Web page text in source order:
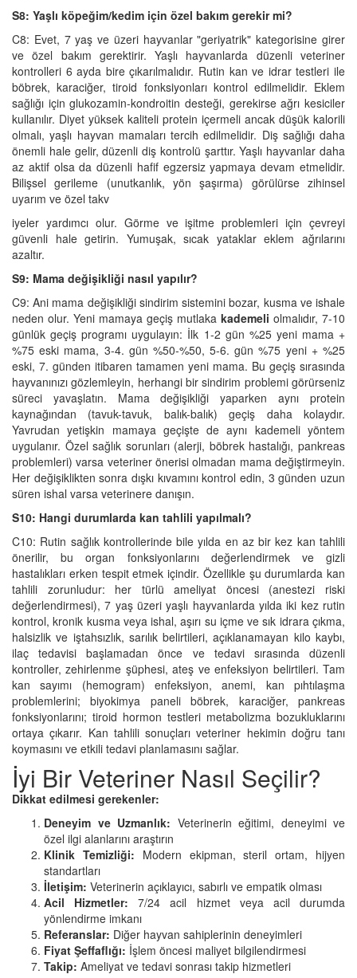
S8: Yaşlı köpeğim/kedim için özel bakım gerekir mi?
C8: Evet, 7 yaş ve üzeri hayvanlar "geriyatrik" kategorisine girer
ve özel bakım gerektirir. Yaşlı hayvanlarda düzenli veteriner
kontrolleri 6 ayda bire çıkarılmalıdır. Rutin kan ve idrar testleri ile
böbrek, karaciğer, tiroid fonksiyonları kontrol edilmelidir. Eklem
sağlığı için glukozamin-kondroitin desteği, gerekirse ağrı kesiciler
kullanılır. Diyet yüksek kaliteli protein içermeli ancak düşük kalorili
olmalı, yaşlı hayvan mamaları tercih edilmelidir. Diş sağlığı daha
önemli hale gelir, düzenli diş kontrolü şarttır. Yaşlı hayvanlar daha
az aktif olsa da düzenli hafif egzersiz yapmaya devam etmelidir.
Bilişsel gerileme (unutkanlık, yön şaşırma) görülürse zihinsel
uyarım ve özel takv
iyeler yardımcı olur. Görme ve işitme problemleri için çevreyi
güvenli hale getirin. Yumuşak, sıcak yataklar eklem ağrılarını
azaltır.
S9: Mama değişikliği nasıl yapılır?
C9: Ani mama değişikliği sindirim sistemini bozar, kusma ve ishale
neden olur. Yeni mamaya geçiş mutlaka kademeli olmalıdır, 7-10
günlük geçiş programı uygulayın: İlk 1-2 gün %25 yeni mama +
%75 eski mama, 3-4. gün %50-%50, 5-6. gün %75 yeni + %25
eski, 7. günden itibaren tamamen yeni mama. Bu geçiş sırasında
hayvanınızı gözlemleyin, herhangi bir sindirim problemi görürseniz
süreci yavaşlatın. Mama değişikliği yaparken aynı protein
kaynağından (tavuk-tavuk, balık-balık) geçiş daha kolaydır.
Yavrudan yetişkin mamaya geçişte de aynı kademeli yöntem
uygulanır. Özel sağlık sorunları (alerji, böbrek hastalığı, pankreas
problemleri) varsa veteriner önerisi olmadan mama değiştirmeyin.
Her değişiklikten sonra dışkı kıvamını kontrol edin, 3 günden uzun
süren ishal varsa veterinere danışın.
S10: Hangi durumlarda kan tahlili yapılmalı?
C10: Rutin sağlık kontrollerinde bile yılda en az bir kez kan tahlili
önerilir, bu organ fonksiyonlarını değerlendirmek ve gizli
hastalıkları erken tespit etmek içindir. Özellikle şu durumlarda kan
tahlili zorunludur: her türlü ameliyat öncesi (anestezi riski
değerlendirmesi), 7 yaş üzeri yaşlı hayvanlarda yılda iki kez rutin
kontrol, kronik kusma veya ishal, aşırı su içme ve sık idrara çıkma,
halsizlik ve iştahsızlık, sarılık belirtileri, açıklanamayan kilo kaybı,
ilaç tedavisi başlamadan önce ve tedavi sırasında düzenli
kontroller, zehirlenme şüphesi, ateş ve enfeksiyon belirtileri. Tam
kan sayımı (hemogram) enfeksiyon, anemi, kan pıhtılaşma
problemlerini; biyokimya paneli böbrek, karaciğer, pankreas
fonksiyonlarını; tiroid hormon testleri metabolizma bozukluklarını
ortaya çıkarır. Kan tahlili sonuçları veteriner hekimin doğru tanı
koymasını ve etkili tedavi planlamasını sağlar.
İyi Bir Veteriner Nasıl Seçilir?
Dikkat edilmesi gerekenler:
Deneyim ve Uzmanlık: Veterinerin eğitimi, deneyimi ve
özel ilgi alanlarını araştırın
Klinik Temizliği: Modern ekipman, steril ortam, hijyen
standartları
İletişim: Veterinerin açıklayıcı, sabırlı ve empatik olması
Acil Hizmetler: 7/24 acil hizmet veya acil durumda
yönlendirme imkanı
Referanslar: Diğer hayvan sahiplerinin deneyimleri
Fiyat Şeffaflığı: İşlem öncesi maliyet bilgilendirmesi
Takip: Ameliyat ve tedavi sonrası takip hizmetleri